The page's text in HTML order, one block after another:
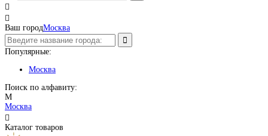


Ваш городМосква
Популярные:
Москва
Поиск по алфавиту:
М
Москва

Каталог товаров